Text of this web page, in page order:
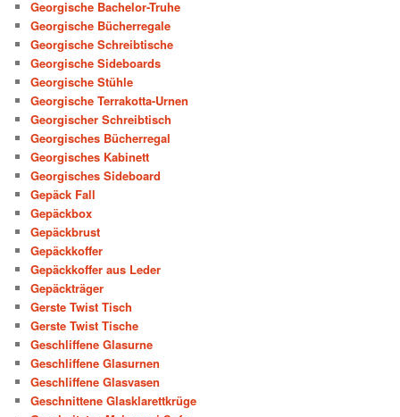
Georgische Bachelor-Truhe
Georgische Bücherregale
Georgische Schreibtische
Georgische Sideboards
Georgische Stühle
Georgische Terrakotta-Urnen
Georgischer Schreibtisch
Georgisches Bücherregal
Georgisches Kabinett
Georgisches Sideboard
Gepäck Fall
Gepäckbox
Gepäckbrust
Gepäckkoffer
Gepäckkoffer aus Leder
Gepäckträger
Gerste Twist Tisch
Gerste Twist Tische
Geschliffene Glasurne
Geschliffene Glasurnen
Geschliffene Glasvasen
Geschnittene Glasklarettkrüge